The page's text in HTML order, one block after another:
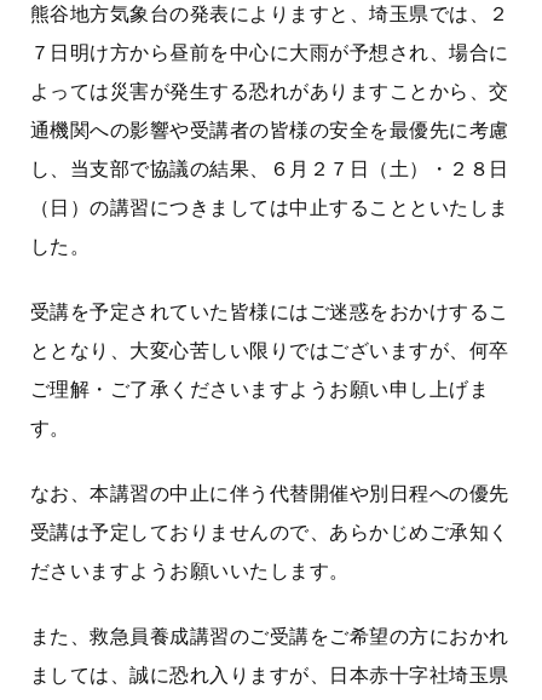
熊谷地方気象台の発表によりますと、埼玉県では、２
７日明け方から昼前を中心に大雨が予想され、場合に
よっては災害が発生する恐れがありますことから、交
通機関への影響や受講者の皆様の安全を最優先に考慮
し、当支部で協議の結果、６月２７日（土）・２８日
（日）の講習につきましては中止することといたしま
した。
受講を予定されていた皆様にはご迷惑をおかけするこ
ととなり、大変心苦しい限りではございますが、何卒
ご理解・ご了承くださいますようお願い申し上げま
す。
なお、本講習の中止に伴う代替開催や別日程への優先
受講は予定しておりませんので、あらかじめご承知く
ださいますようお願いいたします。
また、救急員養成講習のご受講をご希望の方におかれ
ましては、誠に恐れ入りますが、日本赤十字社埼玉県